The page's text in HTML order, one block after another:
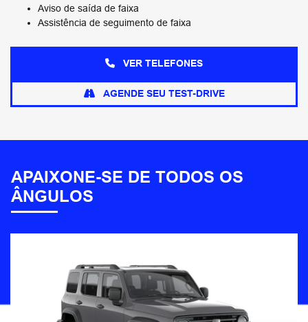
Aviso de saída de faixa
Assistência de seguimento de faixa
VER TELEFONES
AGENDE SEU TEST-DRIVE
APAIXONE-SE DE TODOS OS
ÂNGULOS